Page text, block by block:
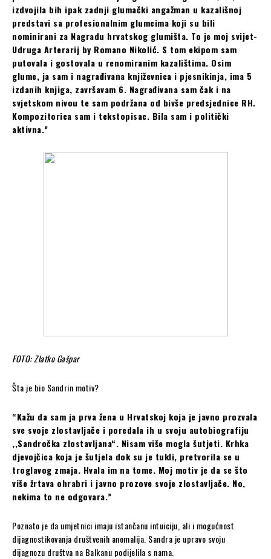
izdvojila bih ipak zadnji glumački angažman u kazališnoj
predstavi sa profesionalnim glumcima koji su bili
nominirani za Nagradu hrvatskog glumišta. To je moj svijet-
Udruga Arterarij by Romano Nikolić. S tom ekipom sam
putovala i gostovala u renomiranim kazalištima. Osim
glume, ja sam i nagrađivana književnica i pjesnikinja, ima 5
izdanih knjiga, završavam 6. Nagrađivana sam čak i na
svjetskom nivou te sam podržana od bivše predsjednice RH.
Kompozitorica sam i tekstopisac. Bila sam i politički
aktivna.”
FOTO: Zlatko Gašpar
Šta je bio Sandrin motiv?
“Kažu da sam ja prva žena u Hrvatskoj koja je javno prozvala
sve svoje zlostavljače i poredala ih u svoju autobiografiju
,,Sandročka zlostavljana“. Nisam više mogla šutjeti. Krhka
djevojčica koja je šutjela dok su je tukli, pretvorila se u
troglavog zmaja. Hvala im na tome. Moj motiv je da se što
više žrtava ohrabri i javno prozove svoje zlostavljače. No,
nekima to ne odgovara.”
Poznato je da umjetnici imaju istančanu intuiciju, ali i mogućnost
dijagnostikovanja društvenih anomalija. Sandra je upravo svoju
dijagnozu društva na Balkanu podijelila s nama.